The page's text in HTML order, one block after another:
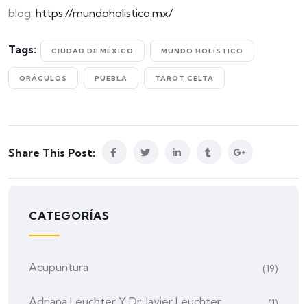
blog: https://mundoholistico.mx/
Tags: CIUDAD DE MÉXICO MUNDO HOLÍSTICO
ORÁCULOS PUEBLA TAROT CELTA
Share This Post:
CATEGORÍAS
Acupuntura (19)